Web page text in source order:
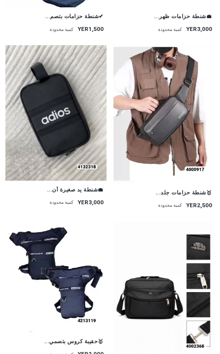
💼شنطة حزامات ظهر...
YER3,000 كمية محدودة
✔شنطة حزامات بتصم...
YER1,500 كمية محدودة
🥇شنطة حزامات جلد...
YER2,500 كمية محدودة
💼شنطة يد صغيرة أن...
YER3,000 كمية محدودة
🥇حقيبة كروس بتصمي...